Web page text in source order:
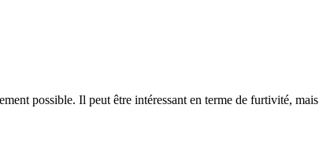
possible. Il peut être intéressant en terme de furtivité, mais